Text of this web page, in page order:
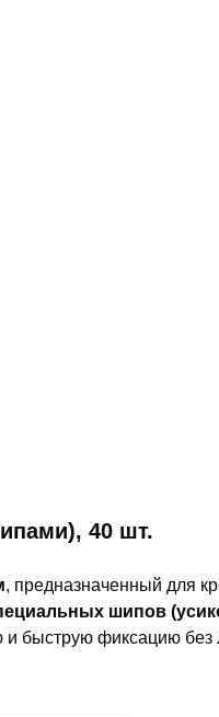
40 шт.
, предназначенный для
шипов
быструю фиксацию